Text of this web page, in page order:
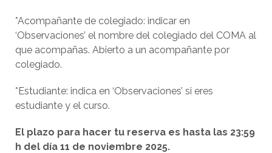
*Acompañante de colegiado: indicar en
‘Observaciones’ el nombre del colegiado del COMA al
que acompañas. Abierto a un acompañante por
colegiado.
*Estudiante: indica en ‘Observaciones’ si eres
estudiante y el curso.
El plazo para hacer tu reserva es hasta las 23:59
h del día 11 de noviembre 2025.